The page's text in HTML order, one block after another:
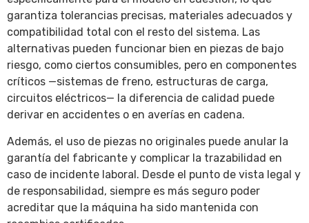
garantiza tolerancias precisas, materiales adecuados y
compatibilidad total con el resto del sistema. Las
alternativas pueden funcionar bien en piezas de bajo
riesgo, como ciertos consumibles, pero en componentes
críticos —sistemas de freno, estructuras de carga,
circuitos eléctricos— la diferencia de calidad puede
derivar en accidentes o en averías en cadena.
Además, el uso de piezas no originales puede anular la
garantía del fabricante y complicar la trazabilidad en
caso de incidente laboral. Desde el punto de vista legal y
de responsabilidad, siempre es más seguro poder
acreditar que la máquina ha sido mantenida con